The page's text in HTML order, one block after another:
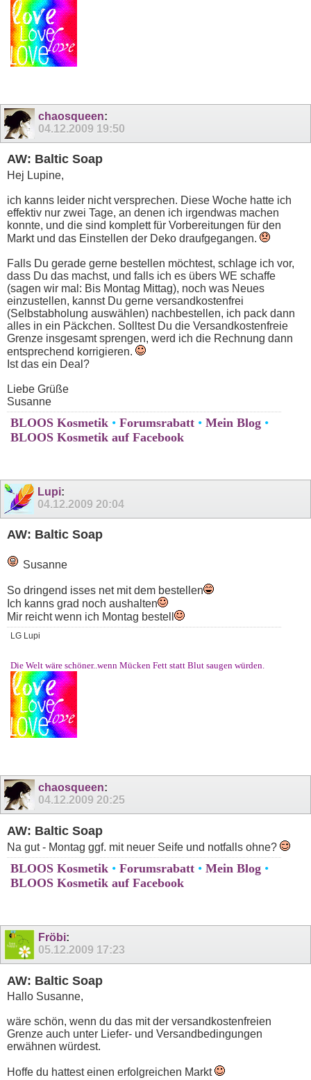
chaosqueen:
04.12.2009 19:50
AW: Baltic Soap
Hej Lupine,
ich kanns leider nicht versprechen. Diese Woche hatte ich
effektiv nur zwei Tage, an denen ich irgendwas machen
konnte, und die sind komplett für Vorbereitungen für den
Markt und das Einstellen der Deko draufgegangen.
Falls Du gerade gerne bestellen möchtest, schlage ich vor,
dass Du das machst, und falls ich es übers WE schaffe
(sagen wir mal: Bis Montag Mittag), noch was Neues
einzustellen, kannst Du gerne versandkostenfrei
(Selbstabholung auswählen) nachbestellen, ich pack dann
alles in ein Päckchen. Solltest Du die Versandkostenfreie
Grenze insgesamt sprengen, werd ich die Rechnung dann
entsprechend korrigieren.
Ist das ein Deal?
Liebe Grüße
Susanne
BLOOS Kosmetik • Forumsrabatt • Mein Blog •
BLOOS Kosmetik auf Facebook
Lupi:
04.12.2009 20:04
AW: Baltic Soap
Susanne
So dringend isses net mit dem bestellen
Ich kanns grad noch aushalten
Mir reicht wenn ich Montag bestell
LG Lupi
Die Welt wäre schöner..wenn Mücken Fett statt Blut saugen würden.
chaosqueen:
04.12.2009 20:25
AW: Baltic Soap
Na gut - Montag ggf. mit neuer Seife und notfalls ohne?
BLOOS Kosmetik • Forumsrabatt • Mein Blog •
BLOOS Kosmetik auf Facebook
Fröbi:
05.12.2009 17:23
AW: Baltic Soap
Hallo Susanne,
wäre schön, wenn du das mit der versandkostenfreien
Grenze auch unter Liefer- und Versandbedingungen
erwähnen würdest.
Hoffe du hattest einen erfolgreichen Markt